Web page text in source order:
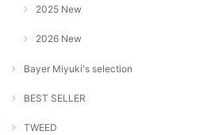
2025 New
2026 New
Bayer Miyuki's selection
BEST SELLER
TWEED